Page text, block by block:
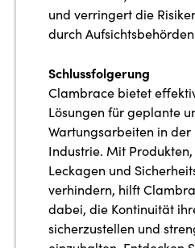
und verringert die
durch
Schlussfolgerung
Clambrace bietet
Lösungen für geplante
Wartungsarbeiten in der
Industrie. Mit
Leckagen und
verhindern, hilft
dabei, die Kontinuität
sicherzustellen und